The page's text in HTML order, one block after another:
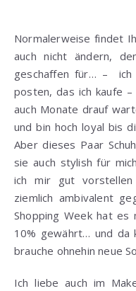
Normalerweise findet
auch nicht ändern,
geschaffen für… – ich
posten, das ich kaufe
auch Monate drauf
und bin hoch loyal bis
Aber dieses Paar
sie auch stylish für
ich mir gut
ziemlich ambivalent
Shopping Week hat es
10% gewährt… und da
brauche ohnehin neue
Ich liebe auch im